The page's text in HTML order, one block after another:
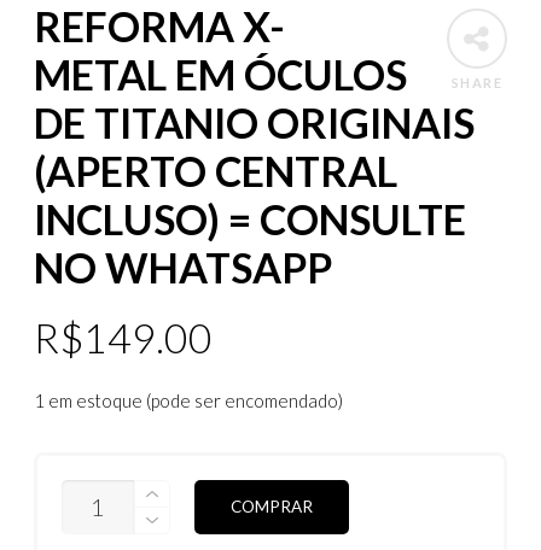
SHARE
REFORMA X-
METAL EM ÓCULOS
DE TITANIO ORIGINAIS
(APERTO CENTRAL
INCLUSO) = CONSULTE
NO WHATSAPP
R$149.00
1 em estoque (pode ser encomendado)
COMPRAR